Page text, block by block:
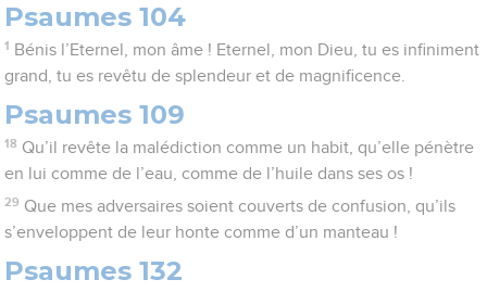
Psaumes 104
1 Bénis l’Eternel, mon âme ! Eternel, mon Dieu, tu es infiniment
grand, tu es revêtu de splendeur et de magnificence.
Psaumes 109
18 Qu’il revête la malédiction comme un habit, qu’elle pénètre
en lui comme de l’eau, comme de l’huile dans ses os !
29 Que mes adversaires soient couverts de confusion, qu’ils
s’enveloppent de leur honte comme d’un manteau !
Psaumes 132